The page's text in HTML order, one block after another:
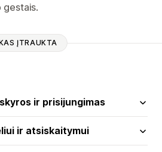
gestais.
ĮTRAUKTA
ir prisijungimas
ir atsiskaitymui